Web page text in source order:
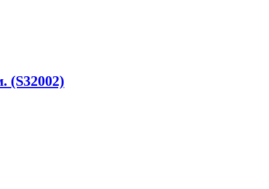
(S32002)